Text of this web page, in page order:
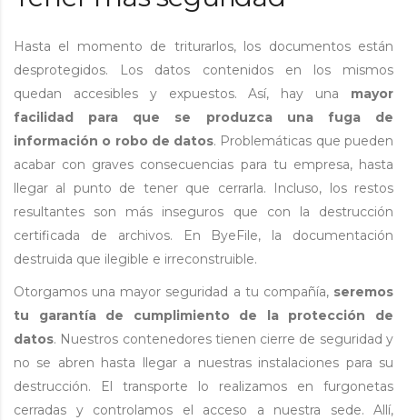
Hasta el momento de triturarlos, los documentos están
desprotegidos. Los datos contenidos en los mismos
quedan accesibles y expuestos. Así, hay una mayor
facilidad para que se produzca una fuga de
información o robo de datos. Problemáticas que pueden
acabar con graves consecuencias para tu empresa, hasta
llegar al punto de tener que cerrarla. Incluso, los restos
resultantes son más inseguros que con la destrucción
certificada de archivos. En ByeFile, la documentación
destruida que ilegible e irreconstruible.
Otorgamos una mayor seguridad a tu compañía, seremos
tu garantía de cumplimiento de la protección de
datos. Nuestros contenedores tienen cierre de seguridad y
no se abren hasta llegar a nuestras instalaciones para su
destrucción. El transporte lo realizamos en furgonetas
cerradas y controlamos el acceso a nuestra sede. Allí,